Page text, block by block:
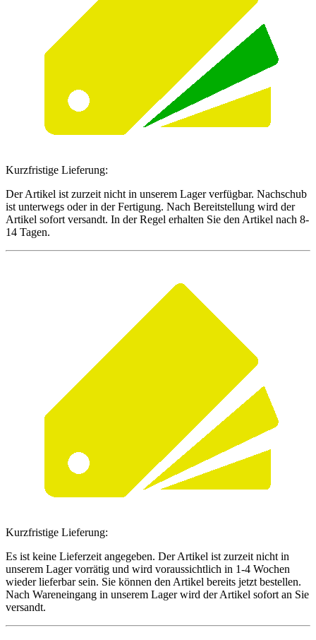
Kurzfristige Lieferung:
Der Artikel ist zurzeit nicht in unserem Lager verfügbar. Nachschub
ist unterwegs oder in der Fertigung. Nach Bereitstellung wird der
Artikel sofort versandt. In der Regel erhalten Sie den Artikel nach 8-
14 Tagen.
Kurzfristige Lieferung:
Es ist keine Lieferzeit angegeben. Der Artikel ist zurzeit nicht in
unserem Lager vorrätig und wird voraussichtlich in 1-4 Wochen
wieder lieferbar sein. Sie können den Artikel bereits jetzt bestellen.
Nach Wareneingang in unserem Lager wird der Artikel sofort an Sie
versandt.